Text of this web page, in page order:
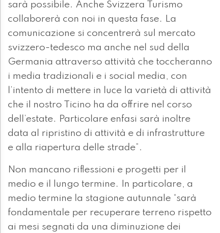
sarà possibile. Anche Svizzera Turismo
collaborerà con noi in questa fase. La
comunicazione si concentrerà sul mercato
svizzero-tedesco ma anche nel sud della
Germania attraverso attività che toccheranno
i media tradizionali e i social media, con
l’intento di mettere in luce la varietà di attività
che il nostro Ticino ha da offrire nel corso
dell’estate. Particolare enfasi sarà inoltre
data al ripristino di attività e di infrastrutture
e alla riapertura delle strade”.
Non mancano riflessioni e progetti per il
medio e il lungo termine. In particolare, a
medio termine la stagione autunnale “sarà
fondamentale per recuperare terreno rispetto
ai mesi segnati da una diminuzione dei